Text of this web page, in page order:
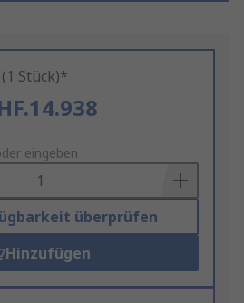
Stück)*
eingeben
überprüfen
Hinzufügen